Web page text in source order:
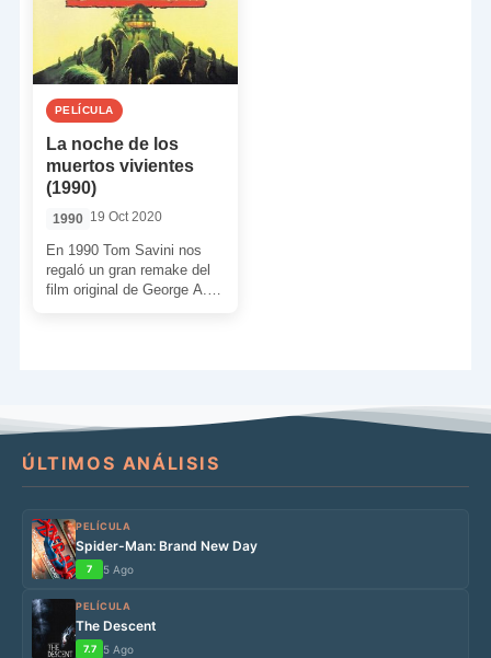
PELÍCULA
La noche de los
muertos vivientes
(1990)
1990 19 Oct 2020
En 1990 Tom Savini nos
regaló un gran remake del
film original de George A.
ÚLTIMOS ANÁLISIS
PELÍCULA
Spider-Man: Brand New Day
7 5 Ago
PELÍCULA
The Descent
7.7 5 Ago